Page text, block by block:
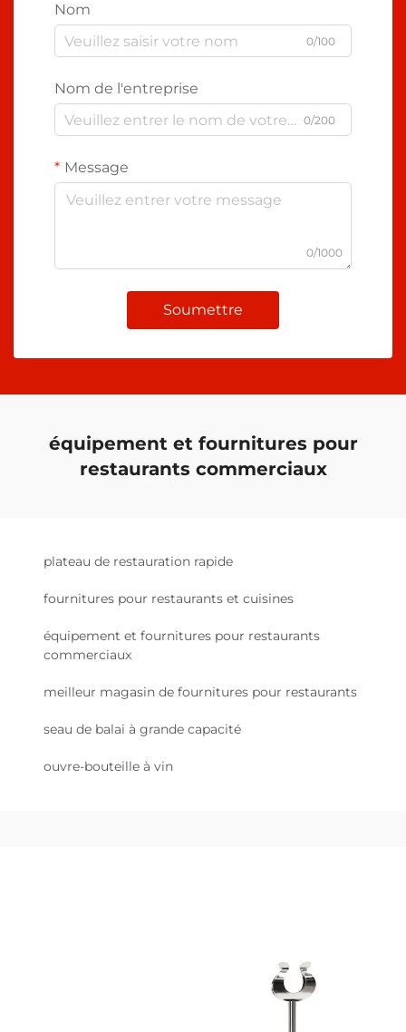
Nom
0/100
Nom de l'entreprise
0/200
Message
0/1000
Soumettre
équipement et fournitures pour
restaurants commerciaux
plateau de restauration rapide
fournitures pour restaurants et cuisines
équipement et fournitures pour restaurants
commerciaux
meilleur magasin de fournitures pour restaurants
seau de balai à grande capacité
ouvre-bouteille à vin